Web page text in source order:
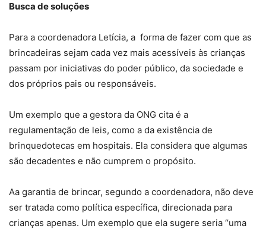
Busca de soluções
Para a coordenadora Letícia, a forma de fazer com que as
brincadeiras sejam cada vez mais acessíveis às crianças
passam por iniciativas do poder público, da sociedade e
dos próprios pais ou responsáveis.
Um exemplo que a gestora da ONG cita é a
regulamentação de leis, como a da existência de
brinquedotecas em hospitais. Ela considera que algumas
são decadentes e não cumprem o propósito.
Aa garantia de brincar, segundo a coordenadora, não deve
ser tratada como política específica, direcionada para
crianças apenas. Um exemplo que ela sugere seria “uma